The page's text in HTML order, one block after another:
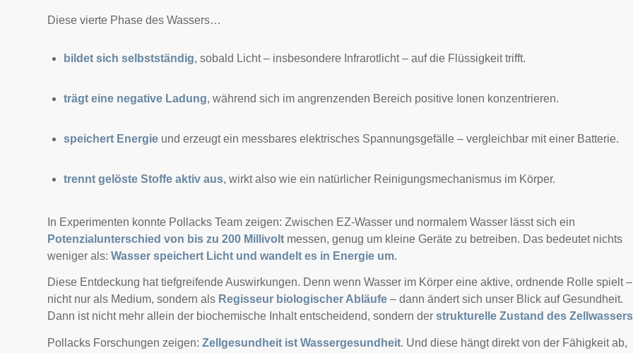
Diese vierte Phase des Wassers…
bildet sich selbstständig, sobald Licht – insbesondere Infrarotlicht – auf die Flüssigkeit trifft.
trägt eine negative Ladung, während sich im angrenzenden Bereich positive Ionen konzentrieren.
speichert Energie und erzeugt ein messbares elektrisches Spannungsgefälle – vergleichbar mit einer Batterie.
trennt gelöste Stoffe aktiv aus, wirkt also wie ein natürlicher Reinigungsmechanismus im Körper.
In Experimenten konnte Pollacks Team zeigen: Zwischen EZ-Wasser und normalem Wasser lässt sich ein
Potenzialunterschied von bis zu 200 Millivolt messen, genug um kleine Geräte zu betreiben. Das bedeutet nichts
weniger als: Wasser speichert Licht und wandelt es in Energie um.
Diese Entdeckung hat tiefgreifende Auswirkungen. Denn wenn Wasser im Körper eine aktive, ordnende Rolle spielt –
nicht nur als Medium, sondern als Regisseur biologischer Abläufe – dann ändert sich unser Blick auf Gesundheit.
Dann ist nicht mehr allein der biochemische Inhalt entscheidend, sondern der strukturelle Zustand des Zellwassers
Pollacks Forschungen zeigen: Zellgesundheit ist Wassergesundheit. Und diese hängt direkt von der Fähigkeit ab,